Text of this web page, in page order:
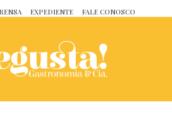
EXPEDIENTE FALE CONOSCO